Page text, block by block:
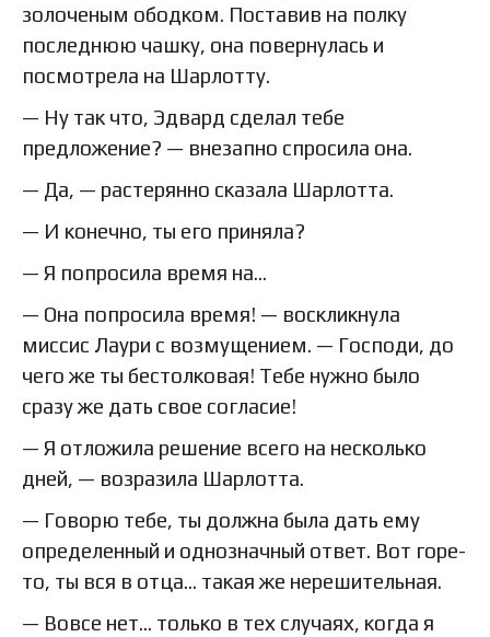
золоченым ободком. Поставив на полку
последнюю чашку, она повернулась и
посмотрела на Шарлотту.
— Ну так что, Эдвард сделал тебе
предложение? — внезапно спросила она.
— Да, — растерянно сказала Шарлотта.
— И конечно, ты его приняла?
— Я попросила время на…
— Она попросила время! — воскликнула
миссис Лаури с возмущением. — Господи, до
чего же ты бестолковая! Тебе нужно было
сразу же дать свое согласие!
— Я отложила решение всего на несколько
дней, — возразила Шарлотта.
— Говорю тебе, ты должна была дать ему
определенный и однозначный ответ. Вот горе-
то, ты вся в отца… такая же нерешительная.
— Вовсе нет… только в тех случаях, когда я